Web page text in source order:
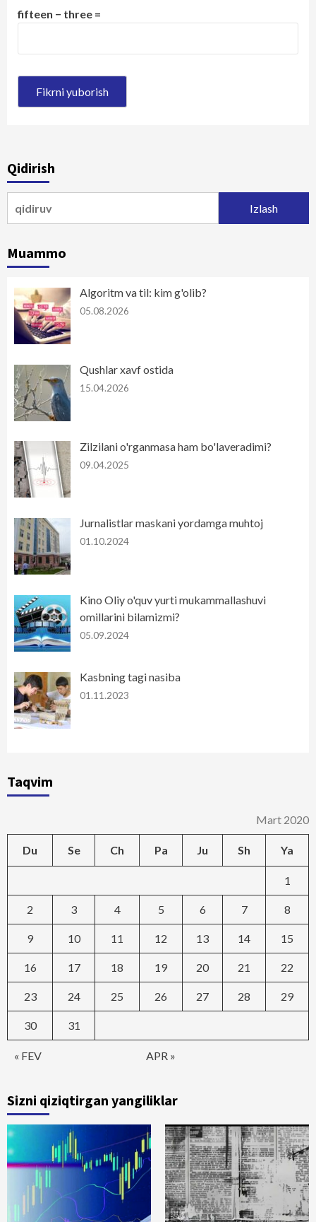
fifteen − three =
Qidirish
Muammo
Algoritm va til: kim g'olib?
05.08.2026
Qushlar xavf ostida
15.04.2026
Zilzilani o'rganmasa ham bo'laveradimi?
09.04.2025
Jurnalistlar maskani yordamga muhtoj
01.10.2024
Kino Oliy o'quv yurti mukammallashuvi
omillarini bilamizmi?
05.09.2024
Kasbning tagi nasiba
01.11.2023
Taqvim
Mart 2020
Du Se Ch Pa Ju Sh Ya
« FEV APR »
1
2 3 4 5 6 7 8
9 10 11 12 13 14 15
16 17 18 19 20 21 22
23 24 25 26 27 28 29
30 31
Sizni qiziqtirgan yangiliklar